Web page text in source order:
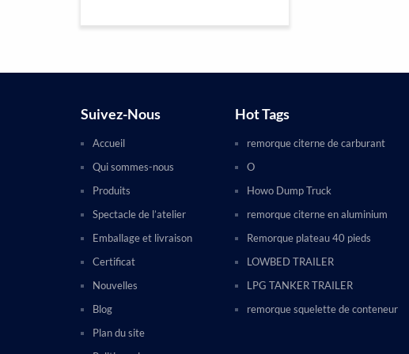
Suivez-Nous
Accueil
Qui sommes-nous
Produits
Spectacle de l’atelier
Emballage et livraison
Certificat
Nouvelles
Blog
Plan du site
Hot Tags
remorque citerne de carburant
O
Howo Dump Truck
remorque citerne en aluminium
Remorque plateau 40 pieds
LOWBED TRAILER
LPG TANKER TRAILER
remorque squelette de conteneur